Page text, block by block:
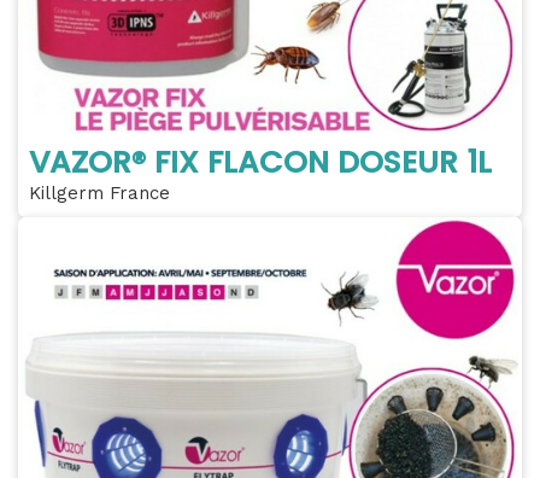
VAZOR® FIX FLACON DOSEUR 1L
Killgerm France